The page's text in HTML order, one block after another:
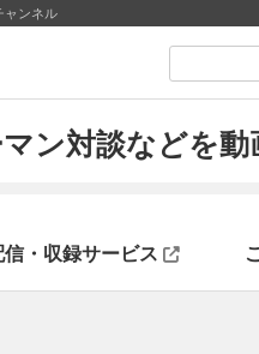
ャンネル
ン対談などを
信・収録サービス